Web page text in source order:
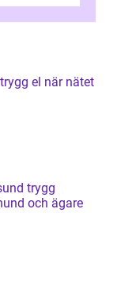
el när nätet
och ägare